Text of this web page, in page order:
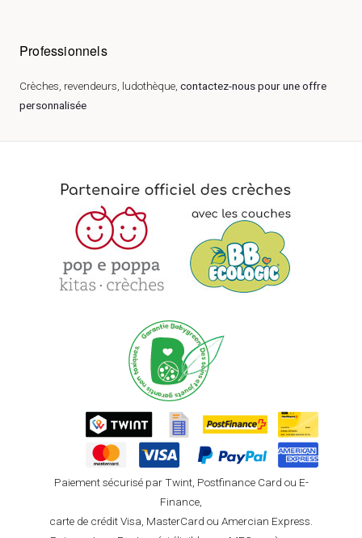
Professionnels
Crèches, revendeurs, ludothèque, contactez-nous pour une offre
personnalisée
Paiement sécurisé par Twint, Postfinance Card ou E-
Finance,
carte de crédit Visa, MasterCard ou Amercian Express.